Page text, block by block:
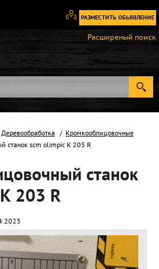
РАЗМЕСТИТЬ ОБЬЯВЛЕНИЕ
Вход
Регистрация
Расширеный поиск
Деревообработка
Кромкооблицовочные
станок scm olimpic K 203 R
станок
203 R